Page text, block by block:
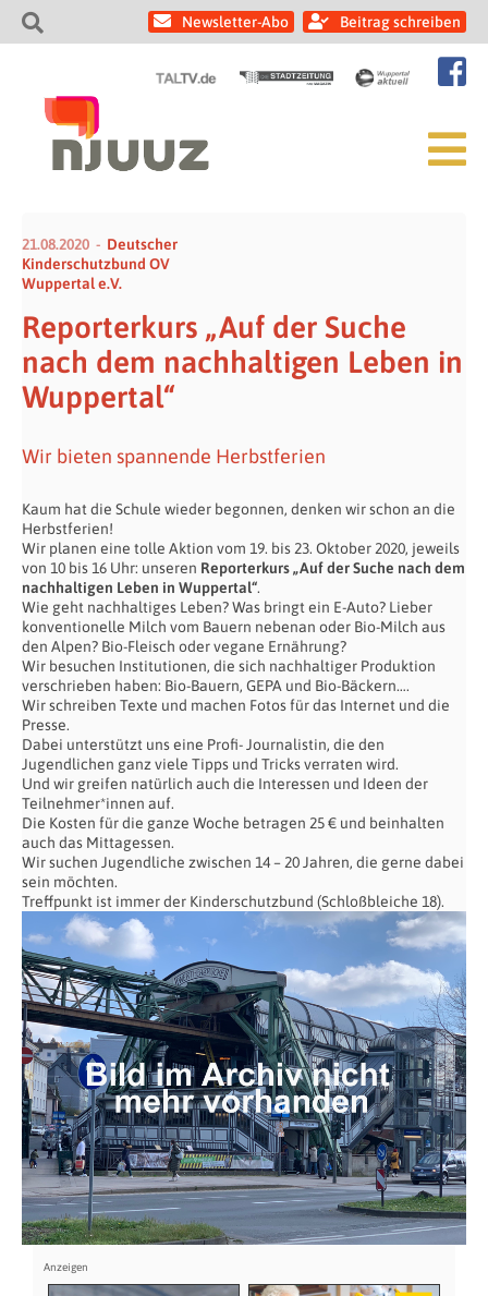
Newsletter-Abo Beitrag schreiben
21.08.2020
Deutscher
Kinderschutzbund OV
Wuppertal e.V.
Reporterkurs „Auf der Suche
nach dem nachhaltigen Leben in
Wuppertal“
Wir bieten spannende Herbstferien
Kaum hat die Schule wieder begonnen, denken wir schon an die
Herbstferien!
Wir planen eine tolle Aktion vom 19. bis 23. Oktober 2020, jeweils
von 10 bis 16 Uhr: unseren Reporterkurs „Auf der Suche nach dem
nachhaltigen Leben in Wuppertal“.
Wie geht nachhaltiges Leben? Was bringt ein E-Auto? Lieber
konventionelle Milch vom Bauern nebenan oder Bio-Milch aus
den Alpen? Bio-Fleisch oder vegane Ernährung?
Wir besuchen Institutionen, die sich nachhaltiger Produktion
verschrieben haben: Bio-Bauern, GEPA und Bio-Bäckern….
Wir schreiben Texte und machen Fotos für das Internet und die
Presse.
Dabei unterstützt uns eine Profi- Journalistin, die den
Jugendlichen ganz viele Tipps und Tricks verraten wird.
Und wir greifen natürlich auch die Interessen und Ideen der
Teilnehmer*innen auf.
Die Kosten für die ganze Woche betragen 25 € und beinhalten
auch das Mittagessen.
Wir suchen Jugendliche zwischen 14 – 20 Jahren, die gerne dabei
sein möchten.
Treffpunkt ist immer der Kinderschutzbund (Schloßbleiche 18).